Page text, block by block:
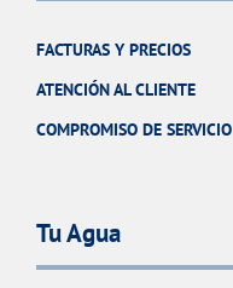
FACTURAS Y PRECIOS
ATENCIÓN AL CLIENTE
COMPROMISO DE SERVICIO
Tu Agua